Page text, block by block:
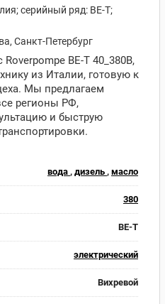
серийный ряд: BE‑T;
Санкт-Петербург
BE-T 40_380В,
из Италии, готовую к
Мы предлагаем
регионы РФ,
и быструю
вода , дизель , масло
380
BE-T
электрический
Вихревой